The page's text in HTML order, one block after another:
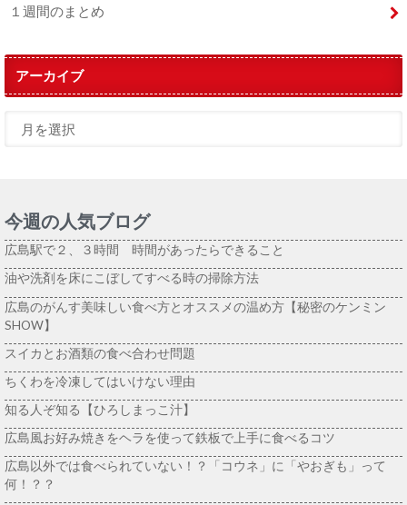
１週間のまとめ
アーカイブ
今週の人気ブログ
広島駅で２、３時間 時間があったらできること
油や洗剤を床にこぼしてすべる時の掃除方法
広島のがんす美味しい食べ方とオススメの温め方【秘密のケンミン
SHOW】
スイカとお酒類の食べ合わせ問題
ちくわを冷凍してはいけない理由
知る人ぞ知る【ひろしまっこ汁】
広島風お好み焼きをヘラを使って鉄板で上手に食べるコツ
広島以外では食べられていない！？「コウネ」に「やおぎも」って
何！？？